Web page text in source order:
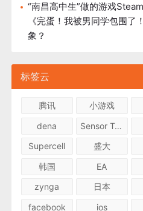
“南昌高中生”做的游戏
《完蛋！我被男同学包围了
象？
标签云
腾讯 小游戏
dena
Sensor Tower
Supercell
盛大
韩国
EA
zynga
日本
facebook
ios